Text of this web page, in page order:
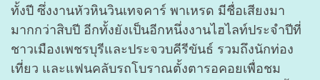
ทั้งปี ซึ่งงานหัวหินวินเทจคาร์ พาเหรด มีชื่อเสียงมา
มากกว่าสิบปี อีกทั้งยังเป็นอีกหนึ่งงานไฮไลท์ประจำปีที่
ชาวเมืองเพชรบุรีและประจวบคีรีขันธ์ รวมถึงนักท่อง
เที่ยว และแฟนคลับรถโบราณตั้งตารอคอยเพื่อชม